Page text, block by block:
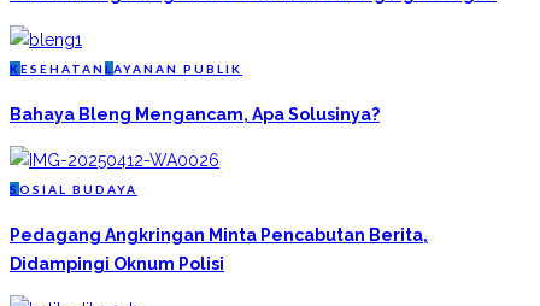
KESEHATAN L AYANAN PUBLIK
Bahaya Bleng Mengancam, Apa Solusinya?
S OSIAL BUDAYA
Pedagang Angkringan Minta Pencabutan Berita,
Didampingi Oknum Polisi